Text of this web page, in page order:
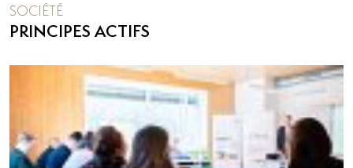
SOCIÉTÉ
PRINCIPES ACTIFS